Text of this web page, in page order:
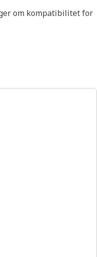
om kompatibilitet for